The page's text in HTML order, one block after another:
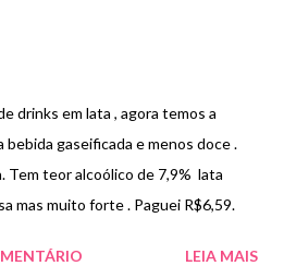
drinks em lata , agora temos a
bebida gaseificada e menos doce .
Tem teor alcoólico de 7,9% lata
mas muito forte . Paguei R$6,59.
LEIA MAIS